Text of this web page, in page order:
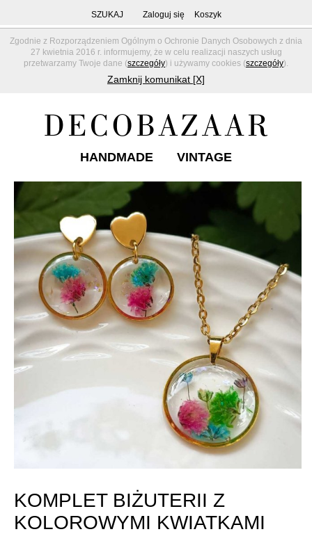
Zgodnie z Rozporządzeniem Ogólnym o Ochronie Danych Osobowych z dnia
27 kwietnia 2016 r. informujemy, że w celu realizacji naszych usług
przetwarzamy Twoje dane (szczegóły) i używamy cookies (szczegóły).
Zamknij komunikat [X]
SZUKAJ Zaloguj się Koszyk
HANDMADE VINTAGE
KOMPLET BIŻUTERII Z
KOLOROWYMI KWIATKAMI